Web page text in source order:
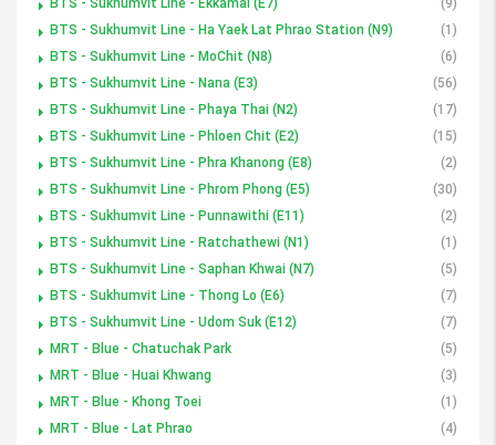
BTS - Sukhumvit Line - Ha Yaek Lat Phrao Station (N9)
(1)
BTS - Sukhumvit Line - MoChit (N8)
(6)
BTS - Sukhumvit Line - Nana (E3)
(56)
BTS - Sukhumvit Line - Phaya Thai (N2)
(17)
BTS - Sukhumvit Line - Phloen Chit (E2)
(15)
BTS - Sukhumvit Line - Phra Khanong (E8)
(2)
BTS - Sukhumvit Line - Phrom Phong (E5)
(30)
BTS - Sukhumvit Line - Punnawithi (E11)
(2)
BTS - Sukhumvit Line - Ratchathewi (N1)
(1)
BTS - Sukhumvit Line - Saphan Khwai (N7)
(5)
BTS - Sukhumvit Line - Thong Lo (E6)
(7)
BTS - Sukhumvit Line - Udom Suk (E12)
(7)
MRT - Blue - Chatuchak Park
(5)
MRT - Blue - Huai Khwang
(3)
MRT - Blue - Khong Toei
(1)
MRT - Blue - Lat Phrao
(4)